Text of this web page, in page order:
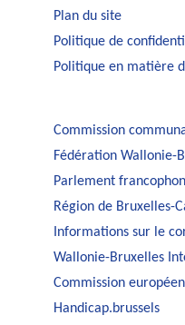
Plan du site
Politique de
Politique en matière
Commission
Fédération Wallonie-
Parlement
Région de Bruxelles-
Informations sur le
Wallonie-Bruxelles
Commission
Handicap.brussels